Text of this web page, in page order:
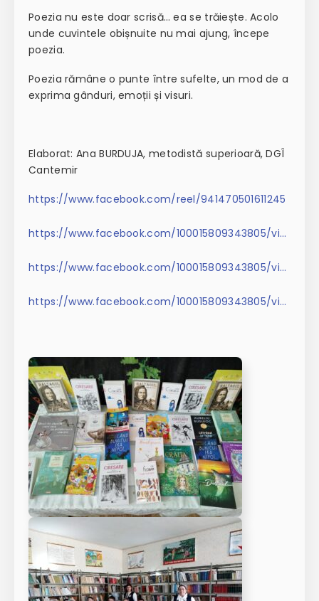
Poezia nu este doar scrisă… ea se trăiește. Acolo
unde cuvintele obișnuite nu mai ajung, începe
poezia.
Poezia rămâne o punte între sufelte, un mod de a
exprima gânduri, emoții și visuri.
Elaborat: Ana BURDUJA, metodistă superioară, DGÎ
Cantemir
https://www.facebook.com/reel/941470501611245
https://www.facebook.com/100015809343805/videos/pcb.1651183962587348/1484089493321982
https://www.facebook.com/100015809343805/videos/pcb.1651183962587348/949020524731319
https://www.facebook.com/100015809343805/videos/pcb.1651183962587348/924703733509285